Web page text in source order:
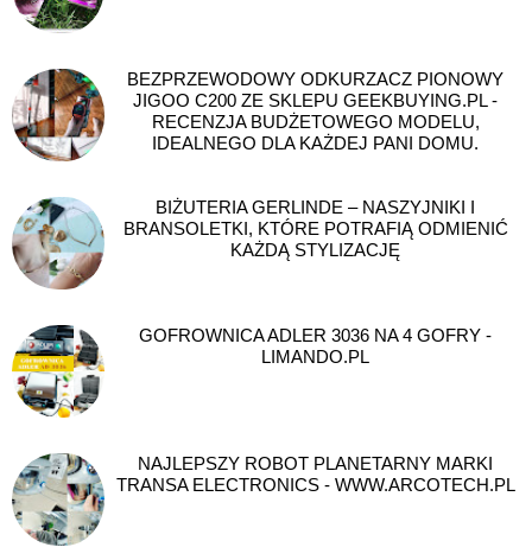
BEZPRZEWODOWY ODKURZACZ PIONOWY
JIGOO C200 ZE SKLEPU GEEKBUYING.PL -
RECENZJA BUDŻETOWEGO MODELU,
IDEALNEGO DLA KAŻDEJ PANI DOMU.
BIŻUTERIA GERLINDE – NASZYJNIKI I
BRANSOLETKI, KTÓRE POTRAFIĄ ODMIENIĆ
KAŻDĄ STYLIZACJĘ
GOFROWNICA ADLER 3036 NA 4 GOFRY -
LIMANDO.PL
NAJLEPSZY ROBOT PLANETARNY MARKI
TRANSA ELECTRONICS - WWW.ARCOTECH.PL